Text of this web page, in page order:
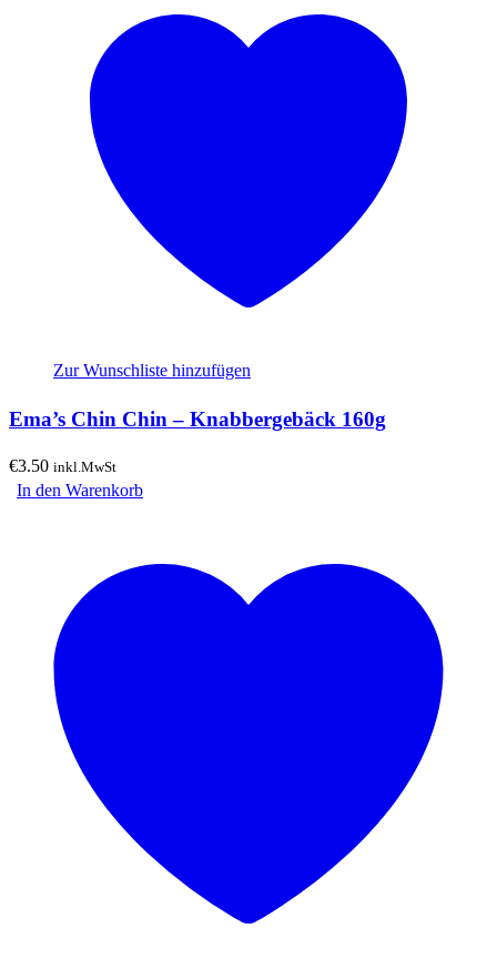
Zur Wunschliste hinzufügen
Ema’s Chin Chin – Knabbergebäck 160g
€3.50 inkl.MwSt
In den Warenkorb